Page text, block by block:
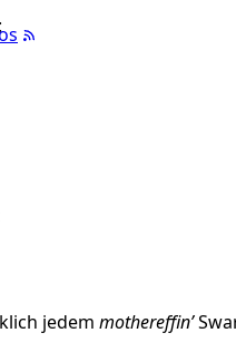
jedem mothereffin’